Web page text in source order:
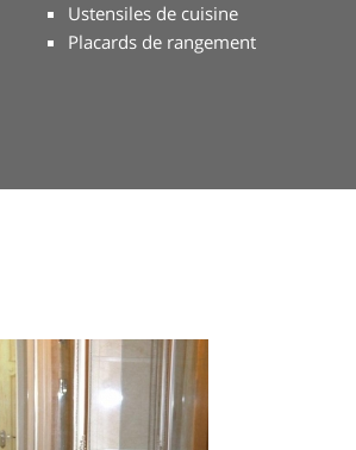
Ustensiles de cuisine
Placards de rangement